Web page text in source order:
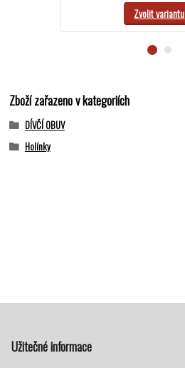
Zvolit variantu
Zboží zařazeno v kategoriích
DÍVČÍ OBUV
Holínky
Užitečné informace